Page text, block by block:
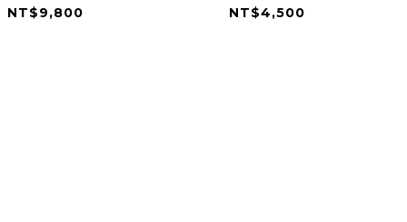
代/水冷BWS
NT$9,800
代/BWSR/BWSX/JETS/
NT$4,500